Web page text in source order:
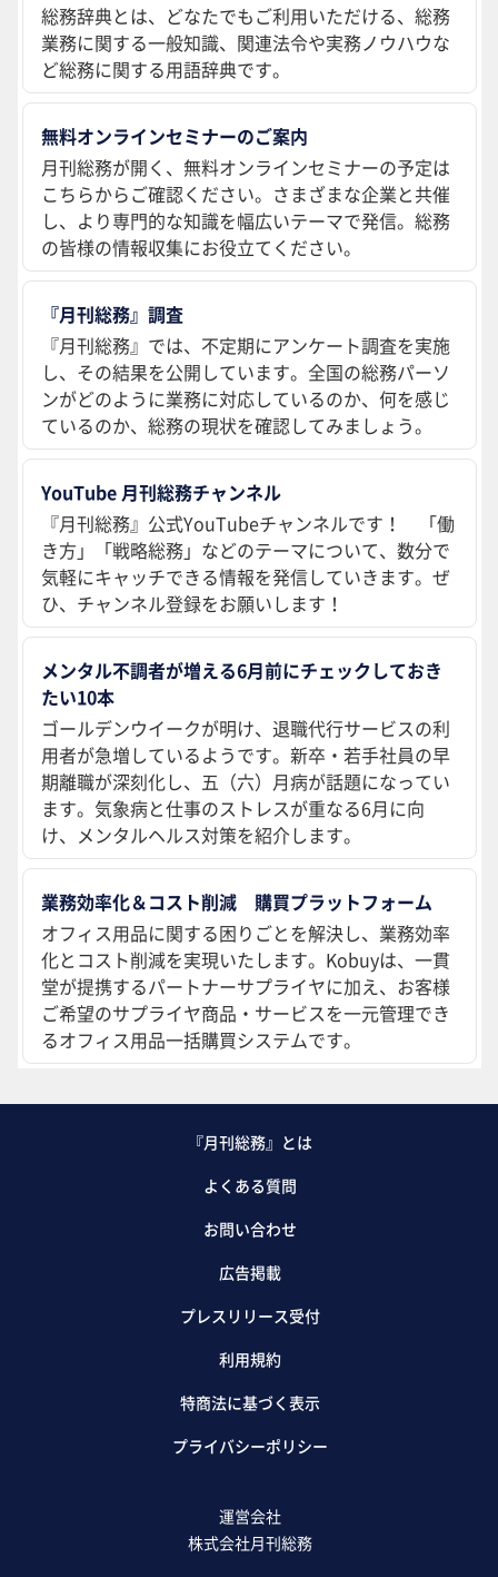
総務辞典とは、どなたでもご利用いただける、総務
業務に関する一般知識、関連法令や実務ノウハウな
ど総務に関する用語辞典です。
無料オンラインセミナーのご案内
月刊総務が開く、無料オンラインセミナーの予定は
こちらからご確認ください。さまざまな企業と共催
し、より専門的な知識を幅広いテーマで発信。総務
の皆様の情報収集にお役立てください。
『月刊総務』調査
『月刊総務』では、不定期にアンケート調査を実施
し、その結果を公開しています。全国の総務パーソ
ンがどのように業務に対応しているのか、何を感じ
ているのか、総務の現状を確認してみましょう。
YouTube 月刊総務チャンネル
『月刊総務』公式YouTubeチャンネルです！ 「働
き方」「戦略総務」などのテーマについて、数分で
気軽にキャッチできる情報を発信していきます。ぜ
ひ、チャンネル登録をお願いします！
メンタル不調者が増える6月前にチェックしておき
たい10本
ゴールデンウイークが明け、退職代行サービスの利
用者が急増しているようです。新卒・若手社員の早
期離職が深刻化し、五（六）月病が話題になってい
ます。気象病と仕事のストレスが重なる6月に向
け、メンタルヘルス対策を紹介します。
業務効率化＆コスト削減 購買プラットフォーム
オフィス用品に関する困りごとを解決し、業務効率
化とコスト削減を実現いたします。Kobuyは、一貫
堂が提携するパートナーサプライヤに加え、お客様
ご希望のサプライヤ商品・サービスを一元管理でき
るオフィス用品一括購買システムです。
『月刊総務』とは
よくある質問
お問い合わせ
広告掲載
プレスリリース受付
利用規約
特商法に基づく表示
プライバシーポリシー
運営会社
株式会社月刊総務